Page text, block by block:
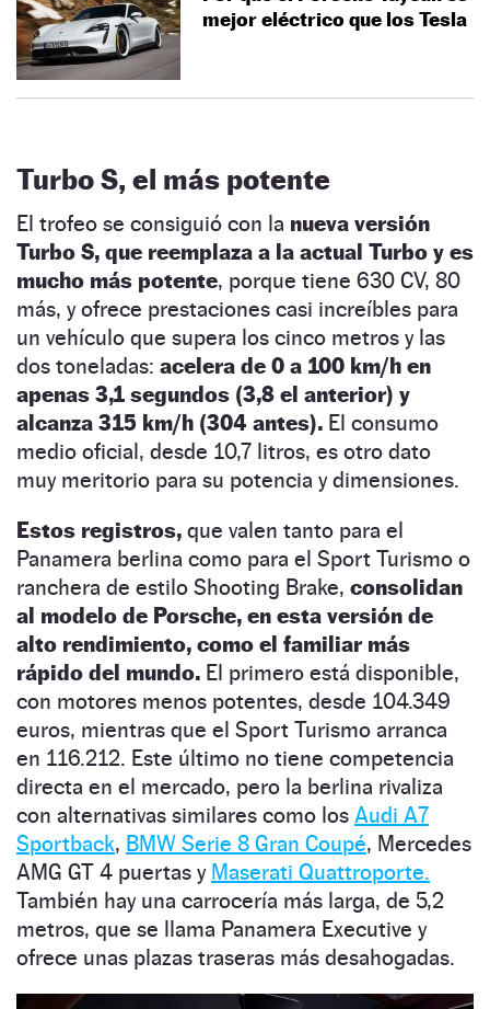
mejor eléctrico que los Tesla
Turbo S, el más potente
El trofeo se consiguió con la nueva versión
Turbo S, que reemplaza a la actual Turbo y es
mucho más potente, porque tiene 630 CV, 80
más, y ofrece prestaciones casi increíbles para
un vehículo que supera los cinco metros y las
dos toneladas: acelera de 0 a 100 km/h en
apenas 3,1 segundos (3,8 el anterior) y
alcanza 315 km/h (304 antes). El consumo
medio oficial, desde 10,7 litros, es otro dato
muy meritorio para su potencia y dimensiones.
Estos registros, que valen tanto para el
Panamera berlina como para el Sport Turismo o
ranchera de estilo Shooting Brake, consolidan
al modelo de Porsche, en esta versión de
alto rendimiento, como el familiar más
rápido del mundo. El primero está disponible,
con motores menos potentes, desde 104.349
euros, mientras que el Sport Turismo arranca
en 116.212. Este último no tiene competencia
directa en el mercado, pero la berlina rivaliza
con alternativas similares como los Audi A7
Sportback, BMW Serie 8 Gran Coupé, Mercedes
AMG GT 4 puertas y Maserati Quattroporte.
También hay una carrocería más larga, de 5,2
metros, que se llama Panamera Executive y
ofrece unas plazas traseras más desahogadas.